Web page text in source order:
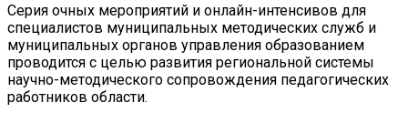
Серия очных мероприятий и онлайн-интенсивов для
специалистов муниципальных методических служб и
муниципальных органов управления образованием
проводится с целью развития региональной системы
научно-методического сопровождения педагогических
работников области.